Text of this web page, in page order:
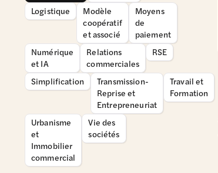
Logistique
Modèle
coopératif
et associé
Moyens
de
paiement
Numérique
et IA
Relations
commerciales
RSE
Simplification
Transmission-
Reprise et
Entrepreneuriat
Travail et
Formation
Urbanisme
et
Immobilier
commercial
Vie des
sociétés